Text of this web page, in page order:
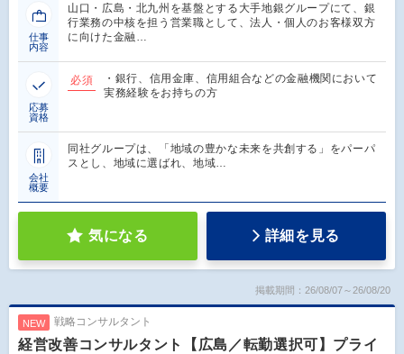
仕事
内容
山口・広島・北九州を基盤とする大手地銀グループにて、銀
行業務の中核を担う営業職として、法人・個人のお客様双方
に向けた金融…
応募
資格
必須
・銀行、信用金庫、信用組合などの金融機関において
実務経験をお持ちの方
会社
概要
同社グループは、「地域の豊かな未来を共創する」をパーパ
スとし、地域に選ばれ、地域…
気になる 詳細を見る
掲載期間：26/08/07～26/08/20
NEW 戦略コンサルタント
経営改善コンサルタント【広島／転勤選択可】プライ